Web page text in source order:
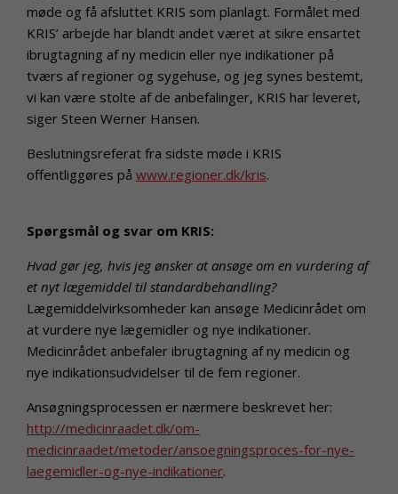
møde og få afsluttet KRIS som planlagt. Formålet med
KRIS’ arbejde har blandt andet været at sikre ensartet
ibrugtagning af ny medicin eller nye indikationer på
tværs af regioner og sygehuse, og jeg synes bestemt,
vi kan være stolte af de anbefalinger, KRIS har leveret,
siger Steen Werner Hansen.
Beslutningsreferat fra sidste møde i KRIS
offentliggøres på www.regioner.dk/kris.
Spørgsmål og svar om KRIS:
Hvad gør jeg, hvis jeg ønsker at ansøge om en vurdering af
et nyt lægemiddel til standardbehandling?
Lægemiddelvirksomheder kan ansøge Medicinrådet om
at vurdere nye lægemidler og nye indikationer.
Medicinrådet anbefaler ibrugtagning af ny medicin og
nye indikationsudvidelser til de fem regioner.
Ansøgningsprocessen er nærmere beskrevet her:
http://medicinraadet.dk/om-
medicinraadet/metoder/ansoegningsproces-for-nye-
laegemidler-og-nye-indikationer.